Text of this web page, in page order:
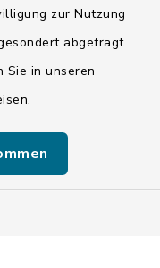
zur Nutzung
abgefragt.
Sie in unseren
.